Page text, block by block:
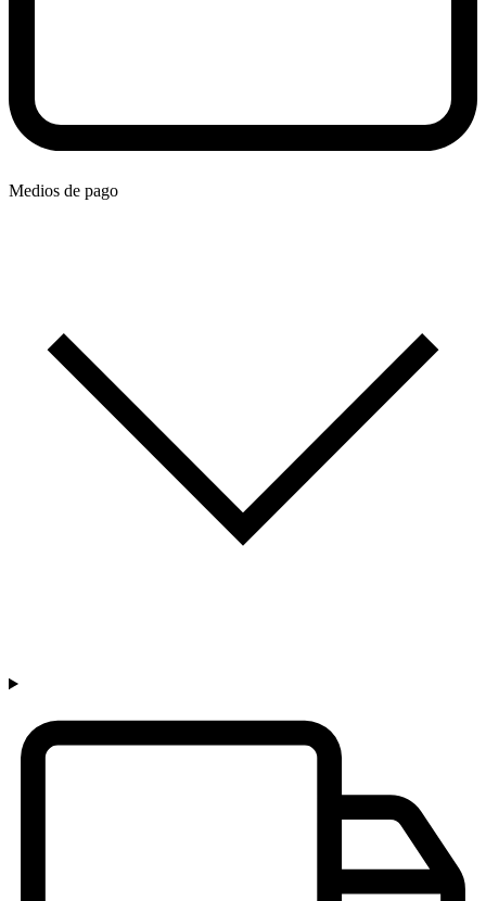
Medios de pago